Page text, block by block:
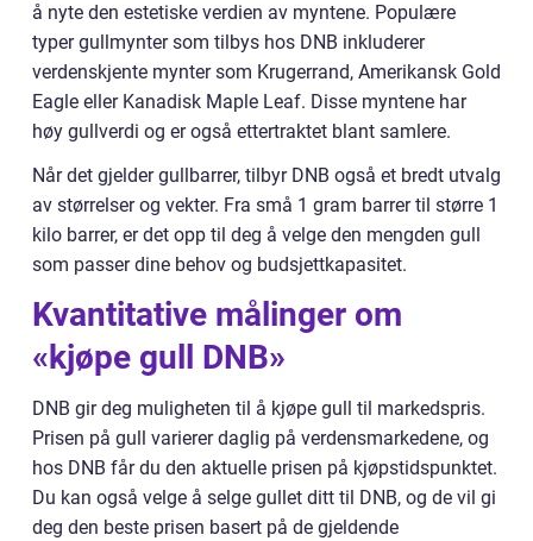
å nyte den estetiske verdien av myntene. Populære
typer gullmynter som tilbys hos DNB inkluderer
verdenskjente mynter som Krugerrand, Amerikansk Gold
Eagle eller Kanadisk Maple Leaf. Disse myntene har
høy gullverdi og er også ettertraktet blant samlere.
Når det gjelder gullbarrer, tilbyr DNB også et bredt utvalg
av størrelser og vekter. Fra små 1 gram barrer til større 1
kilo barrer, er det opp til deg å velge den mengden gull
som passer dine behov og budsjettkapasitet.
Kvantitative målinger om
«kjøpe gull DNB»
DNB gir deg muligheten til å kjøpe gull til markedspris.
Prisen på gull varierer daglig på verdensmarkedene, og
hos DNB får du den aktuelle prisen på kjøpstidspunktet.
Du kan også velge å selge gullet ditt til DNB, og de vil gi
deg den beste prisen basert på de gjeldende